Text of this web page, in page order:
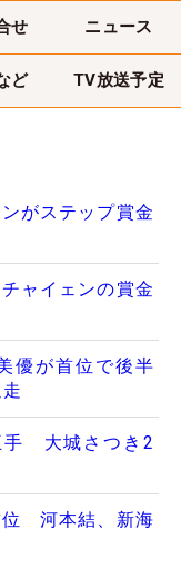
せ ニュース
ど TV放送予定
がステップ賞金
ャイェンの賞金
優が首位で後半
手 大城さつき2
位 河本結、新海